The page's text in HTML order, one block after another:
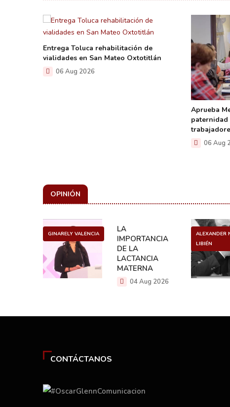
Entrega Toluca rehabilitación de
vialidades en San Mateo Oxtotitlán
06 Aug 2026
Aprueba
paternidad
06 Aug
OPINIÓN
GINARELY VALENCIA
LA
IMPORTANCIA
DE LA
LACTANCIA
MATERNA
04 Aug 2026
ALEXANDER
LIBIÉN
CONTÁCTANOS